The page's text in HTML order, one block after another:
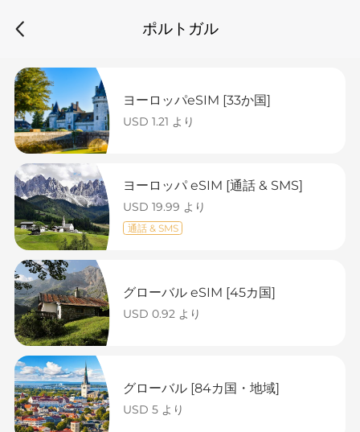
ポルトガル
ヨーロッパeSIM [33か国]
USD 1.21 より
ヨーロッパ eSIM [通話 & SMS]
USD 19.99 より
通話 & SMS
グローバル eSIM [45カ国]
USD 0.92 より
グローバル [84カ国・地域]
USD 5 より